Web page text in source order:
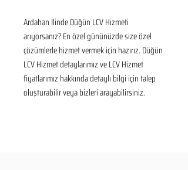
Ardahan İlinde Düğün LCV Hizmeti
arıyorsanız? En özel gününüzde size özel
çözümlerle hizmet vermek için hazırız. Düğün
LCV Hizmet detaylarımız ve LCV Hizmet
fiyatlarımız hakkında detaylı bilgi için talep
oluşturabilir veya bizleri arayabilirsiniz.